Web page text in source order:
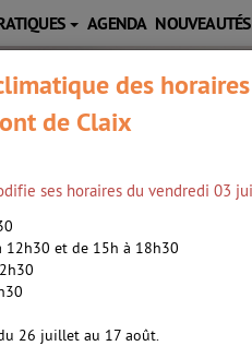
AGENDA NOUVEAUTÉS
Pont de Claix et Saint Martin
des
de Claix
ses horaires du vendredi 03
12h30 et de 15h à 18h30
26 juillet au 17 août.